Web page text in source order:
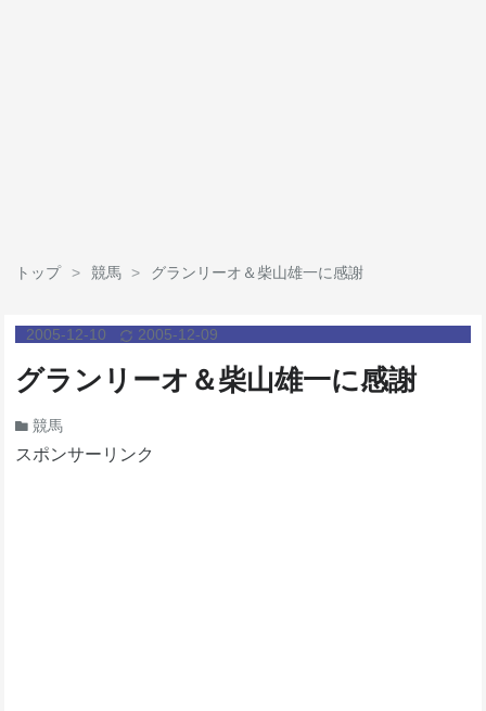
トップ > 競馬 > グランリーオ＆柴山雄一に感謝
2005-12-10 2005-12-09
グランリーオ＆柴山雄一に感謝
競馬
スポンサーリンク